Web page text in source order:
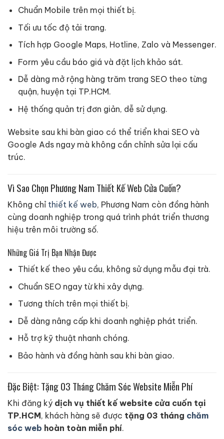
Chuẩn Mobile trên mọi thiết bị.
Tối ưu tốc độ tải trang.
Tích hợp Google Maps, Hotline, Zalo và Messenger.
Form yêu cầu báo giá và đặt lịch khảo sát.
Dễ dàng mở rộng hàng trăm trang SEO theo từng
quận, huyện tại TP.HCM.
Hệ thống quản trị đơn giản, dễ sử dụng.
Website sau khi bàn giao có thể triển khai SEO và
Google Ads ngay mà không cần chỉnh sửa lại cấu
trúc.
Vì Sao Chọn Phương Nam Thiết Kế Web Cửa Cuốn?
Không chỉ thiết kế web, Phương Nam còn đồng hành
cùng doanh nghiệp trong quá trình phát triển thương
hiệu trên môi trường số.
Những Giá Trị Bạn Nhận Được
Thiết kế theo yêu cầu, không sử dụng mẫu đại trà.
Chuẩn SEO ngay từ khi xây dựng.
Tương thích trên mọi thiết bị.
Dễ dàng nâng cấp khi doanh nghiệp phát triển.
Hỗ trợ kỹ thuật nhanh chóng.
Bảo hành và đồng hành sau khi bàn giao.
Đặc Biệt: Tặng 03 Tháng Chăm Sóc Website Miễn Phí
Khi đăng ký dịch vụ thiết kế website cửa cuốn tại
TP.HCM, khách hàng sẽ được tặng 03 tháng chăm
sóc web hoàn toàn miễn phí.